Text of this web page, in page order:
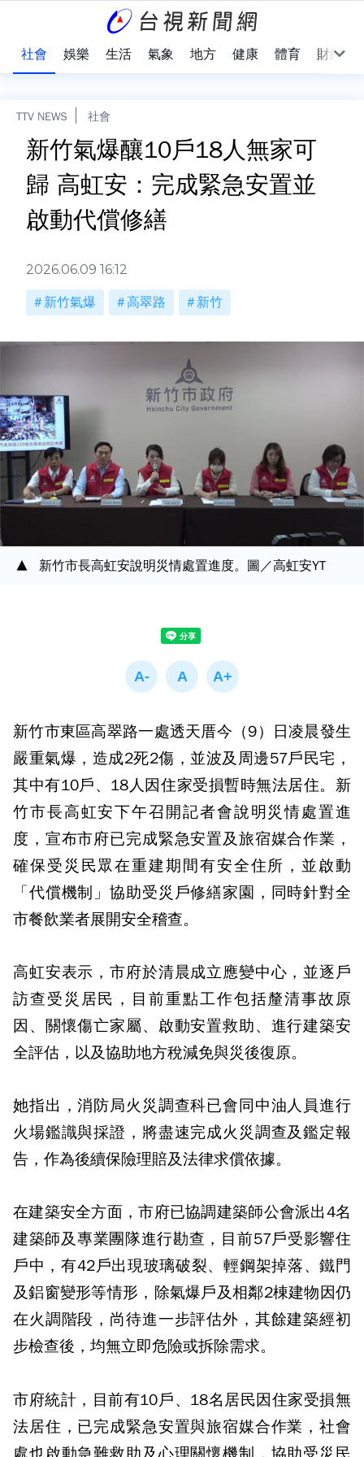
社會 娛樂 生活 氣象 地方 健康 體育 財經
TTV NEWS 社會
新竹氣爆釀10戶18人無家可
歸 高虹安：完成緊急安置並
啟動代償修繕
2026.06.09 16:12
新竹氣爆 高翠路 新竹
新竹市長高虹安說明災情處置進度。圖／高虹安YT
新竹市東區高翠路一處透天厝今（9）日凌晨發生
嚴重氣爆，造成2死2傷，並波及周邊57戶民宅，
其中有10戶、18人因住家受損暫時無法居住。新
竹市長高虹安下午召開記者會說明災情處置進
度，宣布市府已完成緊急安置及旅宿媒合作業，
確保受災民眾在重建期間有安全住所，並啟動
「代償機制」協助受災戶修繕家園，同時針對全
市餐飲業者展開安全稽查。
高虹安表示，市府於清晨成立應變中心，並逐戶
訪查受災居民，目前重點工作包括釐清事故原
因、關懷傷亡家屬、啟動安置救助、進行建築安
全評估，以及協助地方稅減免與災後復原。
她指出，消防局火災調查科已會同中油人員進行
火場鑑識與採證，將盡速完成火災調查及鑑定報
告，作為後續保險理賠及法律求償依據。
在建築安全方面，市府已協調建築師公會派出4名
建築師及專業團隊進行勘查，目前57戶受影響住
戶中，有42戶出現玻璃破裂、輕鋼架掉落、鐵門
及鋁窗變形等情形，除氣爆戶及相鄰2棟建物因仍
在火調階段，尚待進一步評估外，其餘建築經初
步檢查後，均無立即危險或拆除需求。
市府統計，目前有10戶、18名居民因住家受損無
法居住，已完成緊急安置與旅宿媒合作業，社會